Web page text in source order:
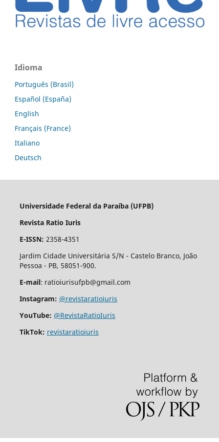
Idioma
Português (Brasil)
Español (España)
English
Français (France)
Italiano
Deutsch
Universidade Federal da Paraíba (UFPB)
Revista Ratio Iuris
E-ISSN: 2358-4351
Jardim Cidade Universitária S/N - Castelo Branco, João
Pessoa - PB, 58051-900.
E-mail: ratioiurisufpb@gmail.com
Instagram: @revistaratioiuris
YouTube: @RevistaRatioIuris
TikTok: revistaratioiuris